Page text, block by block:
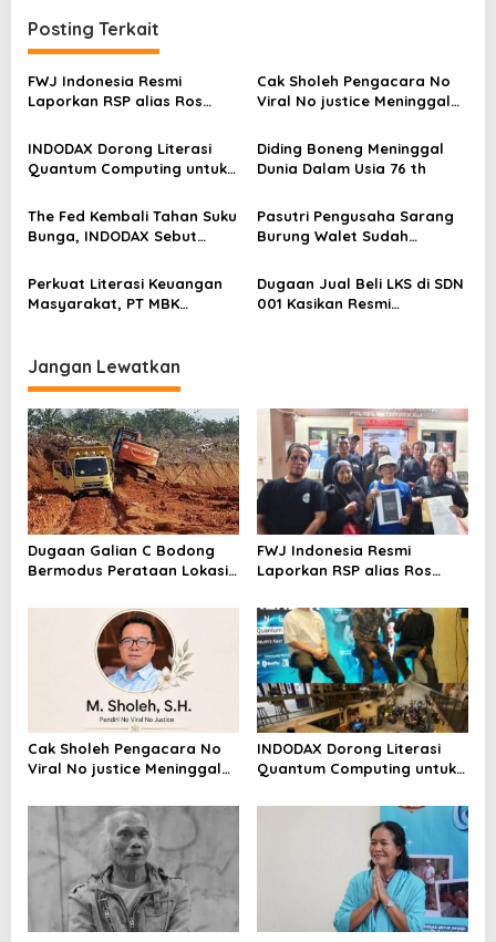
g
a
s
i
p
o
s
Posting Terkait
FWJ Indonesia Resmi
Laporkan RSP alias Ros
Cak Sholeh Pengacara No
Viral No justice Meninggal
INDODAX Dorong Literasi
Quantum Computing untuk
Blockchain
Diding Boneng Meninggal
Dunia Dalam Usia 76 th
The Fed Kembali Tahan Suku
Bunga, INDODAX Sebut
Sentimen Pasar
Pasutri Pengusaha Sarang
Burung Walet Sudah
Pelapor Desak Polda Jambi
Segera Lakukan Penahanan
Perkuat Literasi Keuangan
Masyarakat, PT MBK
Dugaan Jual Beli LKS di SDN
001 Kasikan Resmi
Jangan Lewatkan
Dugaan Galian C Bodong
Bermodus Perataan Lokasi
Riau Akan Tinjauan Lokasi
FWJ Indonesia Resmi
Laporkan RSP alias Ros
Cak Sholeh Pengacara No
Viral No justice Meninggal
INDODAX Dorong Literasi
Quantum Computing untuk
Blockchain